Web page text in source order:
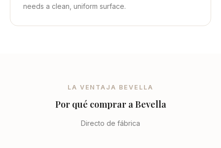
needs a clean, uniform surface.
LA VENTAJA BEVELLA
Por qué comprar a Bevella
Directo de fábrica